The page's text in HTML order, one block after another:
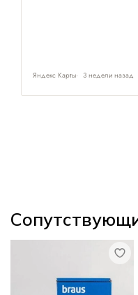
Яндекс Карты 3 недели назад